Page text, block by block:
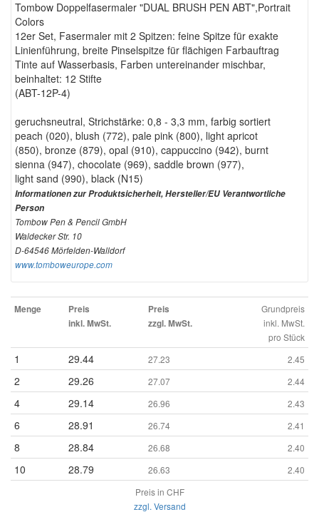
Tombow Doppelfasermaler "DUAL BRUSH PEN ABT",Portrait
Colors
12er Set, Fasermaler mit 2 Spitzen: feine Spitze für exakte
Linienführung, breite Pinselspitze für flächigen Farbauftrag
Tinte auf Wasserbasis, Farben untereinander mischbar,
beinhaltet: 12 Stifte
(ABT-12P-4)
geruchsneutral, Strichstärke: 0,8 - 3,3 mm, farbig sortiert
peach (020), blush (772), pale pink (800), light apricot
(850), bronze (879), opal (910), cappuccino (942), burnt
sienna (947), chocolate (969), saddle brown (977),
light sand (990), black (N15)
Informationen zur Produktsicherheit, Hersteller/EU Verantwortliche
Person
Tombow Pen & Pencil GmbH
Waldecker Str. 10
D-64546 Mörfelden-Walldorf
www.tomboweurope.com
Menge
Preis
inkl. MwSt.
Preis
zzgl. MwSt.
Grundpreis
inkl. MwSt.
pro Stück
1 29.44 27.23 2.45
2 29.26 27.07 2.44
4 29.14 26.96 2.43
6 28.91 26.74 2.41
8 28.84 26.68 2.40
10 28.79 26.63
2.40
Preis in CHF
zzgl. Versand